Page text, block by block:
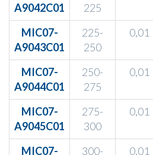
A9042C01
225
MIC07-
A9043C01
225-
250
0,01
MIC07-
A9044C01
250-
275
0,01
MIC07-
A9045C01
275-
300
0,01
MIC07-
300-
0,01